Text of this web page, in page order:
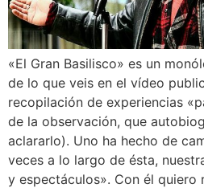
«El Gran Basilisco» es un
de lo que veis en el vídeo
recopilación de experiencias
de la observación, que
aclararlo). Uno ha hecho de
veces a lo largo de ésta,
y espectáculos». Con él quiero